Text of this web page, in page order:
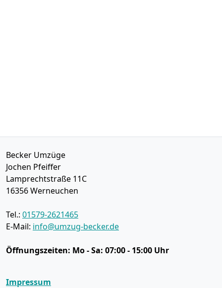
Becker Umzüge
Jochen Pfeiffer
Lamprechtstraße 11C
16356Werneuchen
Tel.: 01579-2621465
E-Mail: info@umzug-becker.de
Öffnungszeiten: Mo - Sa: 07:00 - 15:00 Uhr
Impressum